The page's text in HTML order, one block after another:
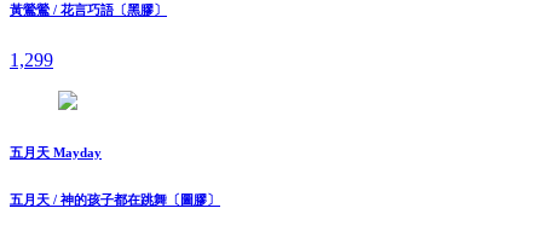
黃鶯鶯 / 花言巧語〔黑膠〕
1,299
五月天 Mayday
五月天 / 神的孩子都在跳舞〔圖膠〕